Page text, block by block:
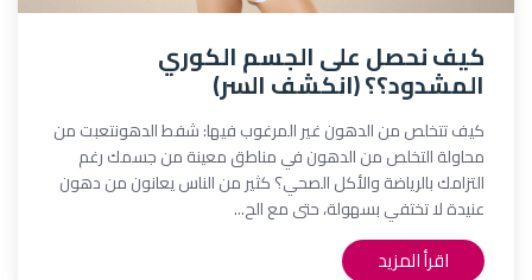
كيف نحصل على الجسم الكوري
المشدود؟؟ (انكشف السر)
كيف تتخلص من الدهون غير المرغوب فيها: شفط الدهونتعبت من
محاولة التخلص من الدهون في مناطق معينة من جسمك رغم
التزامك بالرياضة والأكل الصحي؟ كثير من الناس يعانون من دهون
عنيدة لا تختفي بسهولة، حتى مع الح...
اقرأ المزيد